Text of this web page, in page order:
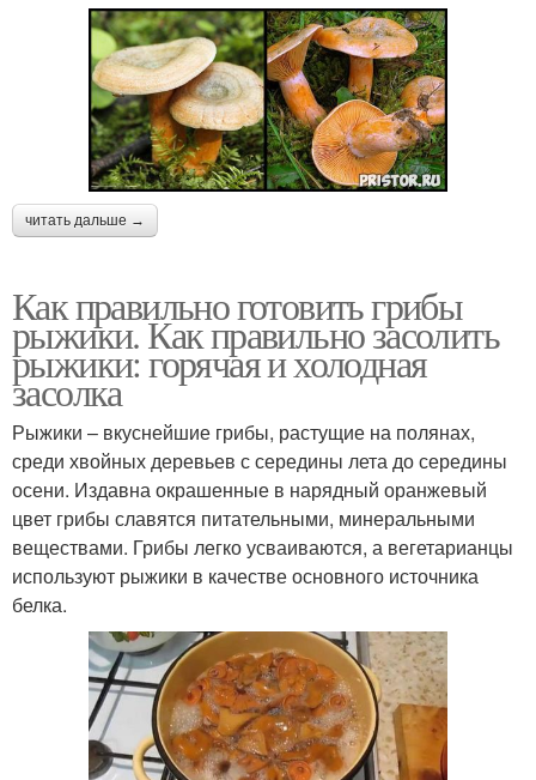
читать дальше →
Как правильно готовить грибы
рыжики. Как правильно засолить
рыжики: горячая и холодная
засолка
Рыжики – вкуснейшие грибы, растущие на полянах,
среди хвойных деревьев с середины лета до середины
осени. Издавна окрашенные в нарядный оранжевый
цвет грибы славятся питательными, минеральными
веществами. Грибы легко усваиваются, а вегетарианцы
используют рыжики в качестве основного источника
белка.